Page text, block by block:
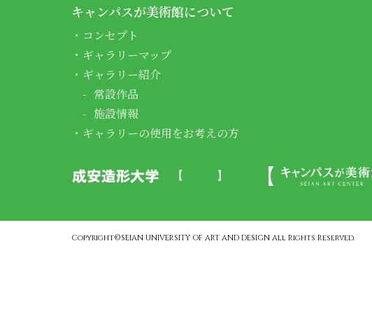
キャンパスが美術館について
コンセプト
ギャラリーマップ
ギャラリー紹介
常設作品
施設情報
ギャラリーの使用をお考えの方
Copyright©SEIAN UNIVERSITY OF ART AND DESIGN All Rights Reserved.